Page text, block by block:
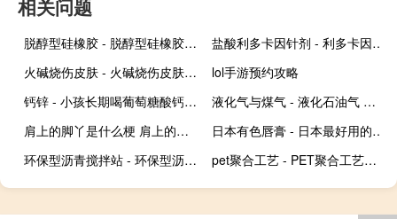
相关问题
脱醇型硅橡胶 - 脱醇型硅橡胶固化时间
盐酸利多卡因针剂 - 利多卡因注射针剂有太字
火碱烧伤皮肤 - 火碱烧伤皮肤超过八小时
lol手游预约攻略
钙锌 - 小孩长期喝葡萄糖酸钙好吗
液化气与煤气 - 液化石油气 天然气 煤气
肩上的脚丫是什么梗 肩上的脚丫吧科普什么梗
日本有色唇膏 - 日本最好用的润唇膏
环保型沥青搅拌站 - 环保型沥青拌合站
pet聚合工艺 - PET聚合工艺过程